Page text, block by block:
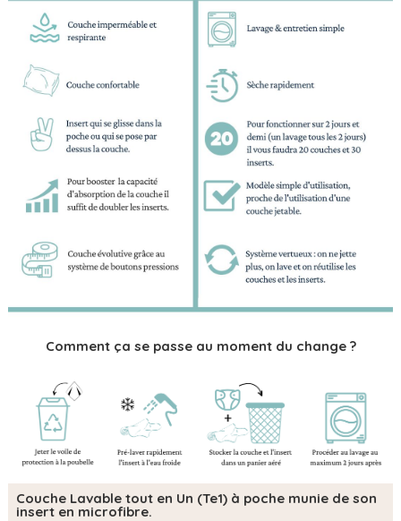
Comment ça se passe au moment du change ?
Couche Lavable tout en Un (Te1) à poche munie de son
insert en microfibre.